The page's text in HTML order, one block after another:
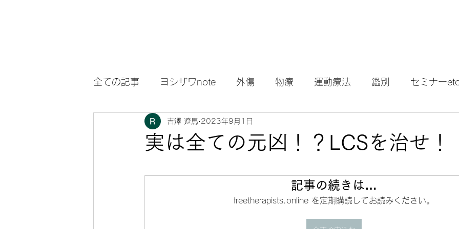
全ての記事 ヨシザワnote 外傷 物療 運動療法 鑑別 セミナー
スペシャルnote
実は全ての元凶！？LCSを治せ！
吉澤 遼馬 2023年9月1日
記事の続きは…
freetherapists.online を定期購読してお読みください。